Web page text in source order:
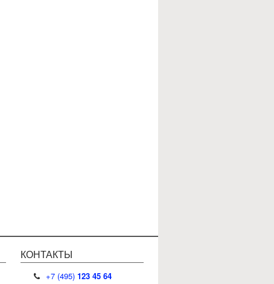
КОНТАКТЫ
+7 (495)123 45 64